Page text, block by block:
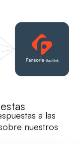
a las
nuestros